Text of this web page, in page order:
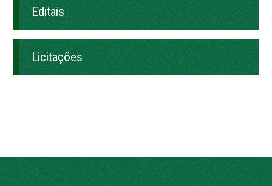
Editais
Licitações